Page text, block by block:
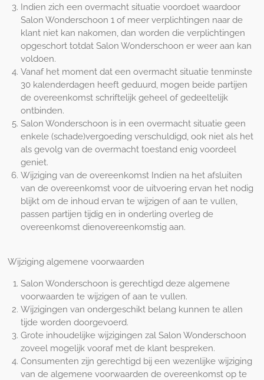
Indien zich een overmacht situatie voordoet waardoor
Salon Wonderschoon 1 of meer verplichtingen naar de
klant niet kan nakomen, dan worden die verplichtingen
opgeschort totdat Salon Wonderschoon er weer aan kan
voldoen.
Vanaf het moment dat een overmacht situatie tenminste
30 kalenderdagen heeft geduurd, mogen beide partijen
de overeenkomst schriftelijk geheel of gedeeltelijk
ontbinden.
Salon Wonderschoon is in een overmacht situatie geen
enkele (schade)vergoeding verschuldigd, ook niet als het
als gevolg van de overmacht toestand enig voordeel
geniet.
Wijziging van de overeenkomst Indien na het afsluiten
van de overeenkomst voor de uitvoering ervan het nodig
blijkt om de inhoud ervan te wijzigen of aan te vullen,
passen partijen tijdig en in onderling overleg de
overeenkomst dienovereenkomstig aan.
Wijziging algemene voorwaarden
Salon Wonderschoon is gerechtigd deze algemene
voorwaarden te wijzigen of aan te vullen.
Wijzigingen van ondergeschikt belang kunnen te allen
tijde worden doorgevoerd.
Grote inhoudelijke wijzigingen zal Salon Wonderschoon
zoveel mogelijk vooraf met de klant bespreken.
Consumenten zijn gerechtigd bij een wezenlijke wijziging
van de algemene voorwaarden de overeenkomst op te